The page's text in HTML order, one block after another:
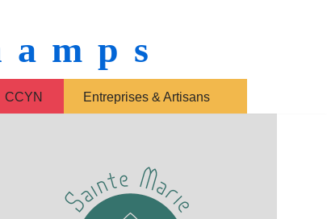
CCYN Entreprises & Artisans